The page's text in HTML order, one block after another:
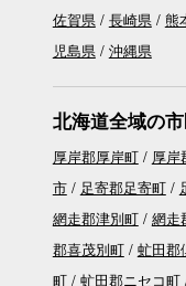
佐賀県
長崎県 熊
児島県
沖縄県
北海道全域の
厚岸郡厚岸町 厚岸
市
足寄郡足寄町
網走郡津別町
網走
郡喜茂別町
虻田郡
町
虻田郡ニセコ町